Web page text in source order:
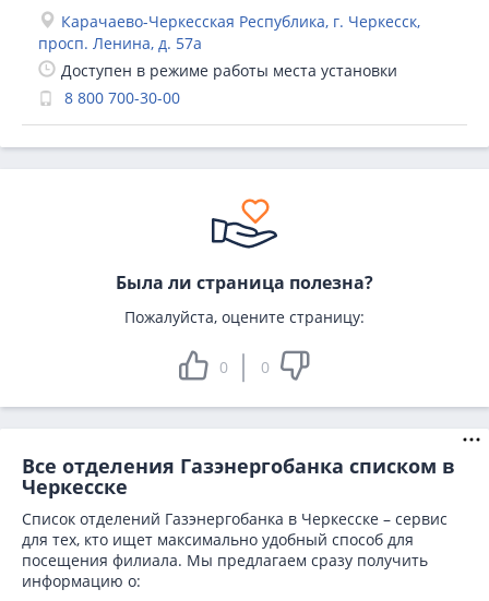
Карачаево-Черкесская Республика, г. Черкесск,
просп. Ленина, д. 57а
Доступен в режиме работы места установки
8 800 700-30-00
Была ли страница полезна?
Пожалуйста, оцените страницу:
0 0
Все отделения Газэнергобанка списком в
Черкесске
Список отделений Газэнергобанка в Черкесске – сервис
для тех, кто ищет максимально удобный способ для
посещения филиала. Мы предлагаем сразу получить
информацию о: